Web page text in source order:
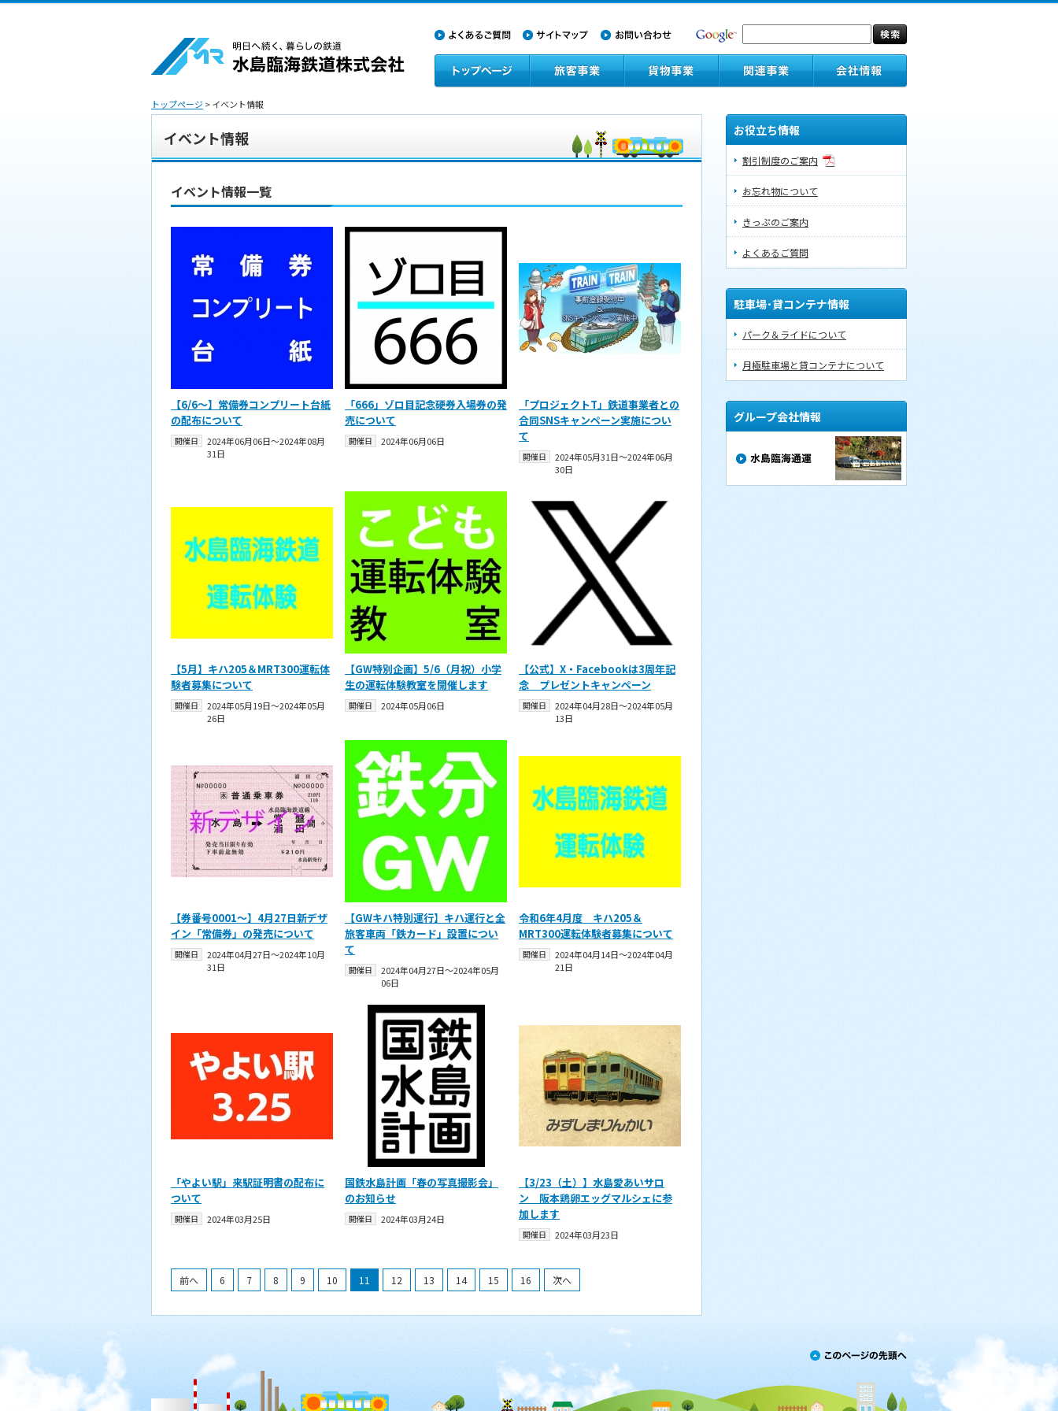
トップページ> イベント情報
イベント情報
イベント情報一覧
【6/6～】常備券コンプリート台紙
の配布について
開催日
2024年06月06日〜2024年08月
31日
「666」ゾロ目記念硬券入場券の発
売について
開催日 2024年06月06日
「プロジェクトT」鉄道事業者との
合同SNSキャンペーン実施につい
て
開催日
2024年05月31日〜2024年06月
30日
【5月】キハ205＆MRT300運転体
験者募集について
開催日
2024年05月19日〜2024年05月
26日
【GW特別企画】5/6（月祝）小学
生の運転体験教室を開催します
開催日 2024年05月06日
【公式】X・Facebookは3周年記
念 プレゼントキャンペーン
開催日
2024年04月28日〜2024年05月
13日
【券番号0001～】4月27日新デザ
イン「常備券」の発売について
開催日
2024年04月27日〜2024年10月
31日
【GWキハ特別運行】キハ運行と全
旅客車両「鉄カード」設置につい
て
開催日
2024年04月27日〜2024年05月
06日
令和6年4月度 キハ205＆
MRT300運転体験者募集について
開催日
2024年04月14日〜2024年04月
21日
「やよい駅」来駅証明書の配布に
ついて
開催日 2024年03月25日
国鉄水島計画「春の写真撮影会」
のお知らせ
開催日 2024年03月24日
【3/23（土）】水島愛あいサロ
ン 阪本鶏卵エッグマルシェに参
加します
開催日 2024年03月23日
前へ 6 7 8 9 10 11 12 13 14 15 16 次へ
お役立ち情報
割引制度のご案内
お忘れ物について
きっぷのご案内
よくあるご質問
駐車場･貸コンテナ情報
パーク＆ライドについて
月極駐車場と貸コンテナについて
グループ会社情報